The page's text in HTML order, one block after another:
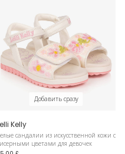
Добавить сразу
Kelly
сандалии из искусственной кожи с
цветами для девочек